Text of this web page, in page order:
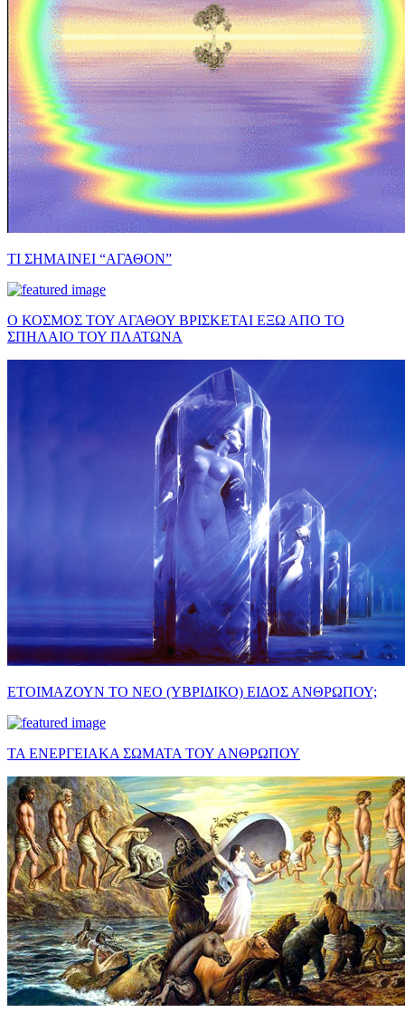
ΤΙ ΣΗΜΑΙΝΕΙ “ΑΓΑΘΟΝ”
Ο ΚΟΣΜΟΣ ΤΟΥ ΑΓΑΘΟΥ ΒΡΙΣΚΕΤΑΙ ΕΞΩ ΑΠΟ ΤΟ
ΣΠΗΛΑΙΟ ΤΟΥ ΠΛΑΤΩΝΑ
ΕΤΟΙΜΑΖΟΥΝ ΤΟ ΝΕΟ (ΥΒΡΙΔΙΚΟ) ΕΙΔΟΣ ΑΝΘΡΩΠΟΥ;
ΤΑ ΕΝΕΡΓΕΙΑΚΑ ΣΩΜΑΤΑ ΤΟΥ ΑΝΘΡΩΠΟΥ